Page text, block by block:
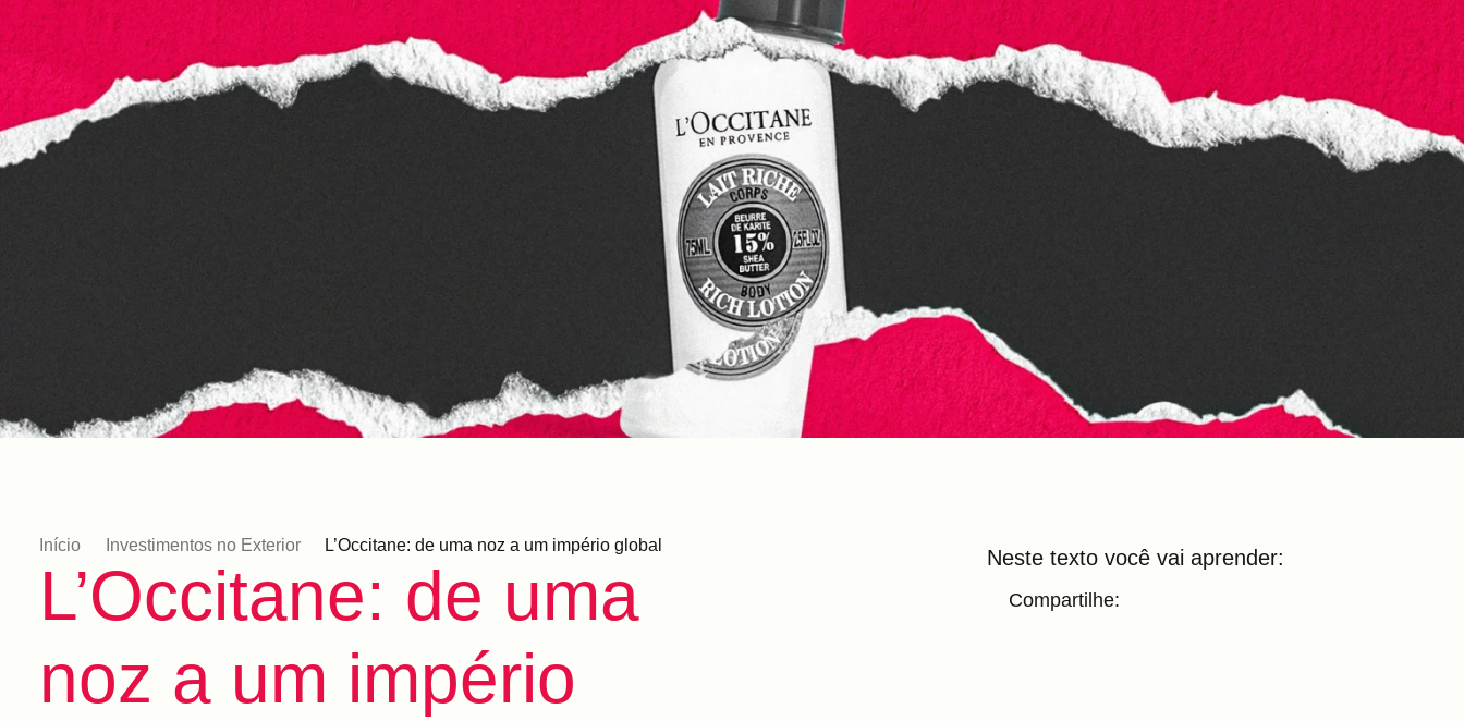
Início Investimentos no Exterior L’Occitane: de uma noz a um império global
L’Occitane: de uma
noz a um império
Neste texto você vai aprender:
Compartilhe: